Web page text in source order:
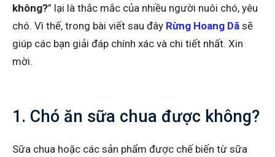
không?” lại là thắc mắc của nhiều người nuôi chó, yêu
chó. Vì thế, trong bài viết sau đây Rừng Hoang Dã sẽ
giúp các bạn giải đáp chính xác và chi tiết nhất. Xin
mời.
1. Chó ăn sữa chua được không?
Sữa chua hoặc các sản phẩm được chế biến từ sữa